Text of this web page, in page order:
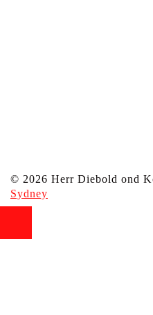
© 2026 Herr Diebold ond
Sydney